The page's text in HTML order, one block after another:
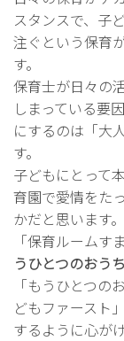
スタンスで、子
注ぐという保育
す。
保育士が日々の
しまっている要
にするのは「大
す。
子どもにとって
育園で愛情をた
かだと思います。
「保育ルーム
うひとつのおうち
「もうひとつ
どもファースト
するように心が